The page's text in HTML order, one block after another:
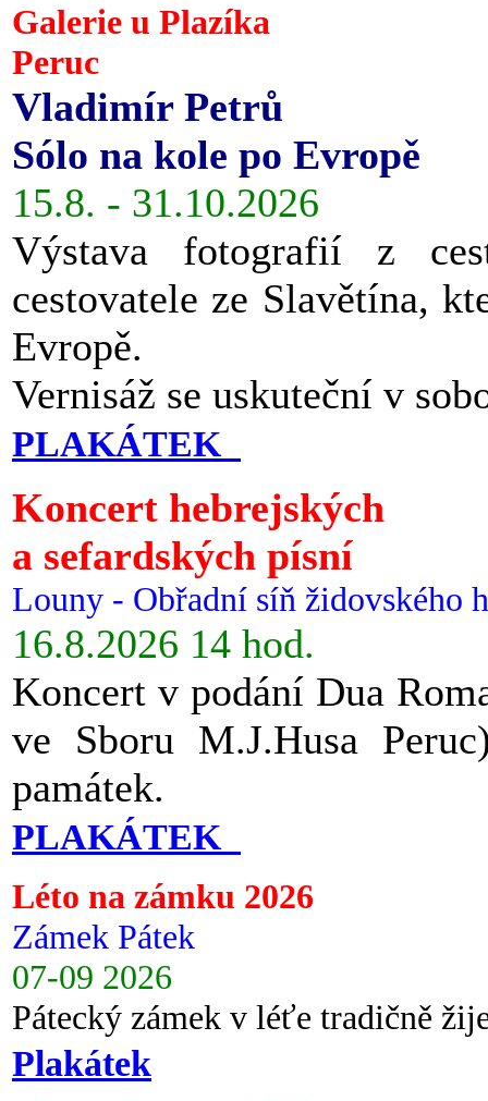
Galerie u Plazíka
Peruc
Vladimír Petrů
Sólo na kole po Evropě
15.8. - 31.10.2026
Výstava fotografií z
cestovatele ze Slavětína,
Evropě.
Vernisáž se uskuteční v
PLAKÁTEK
Koncert hebrejských
a sefardských písní
Louny - Obřadní síň židovského
16.8.2026 14 hod.
Koncert v podání Dua
ve Sboru M.J.Husa
památek.
PLAKÁTEK
Léto na zámku 2026
Zámek Pátek
07-09 2026
Pátecký zámek v léťe tradičně
Plakátek